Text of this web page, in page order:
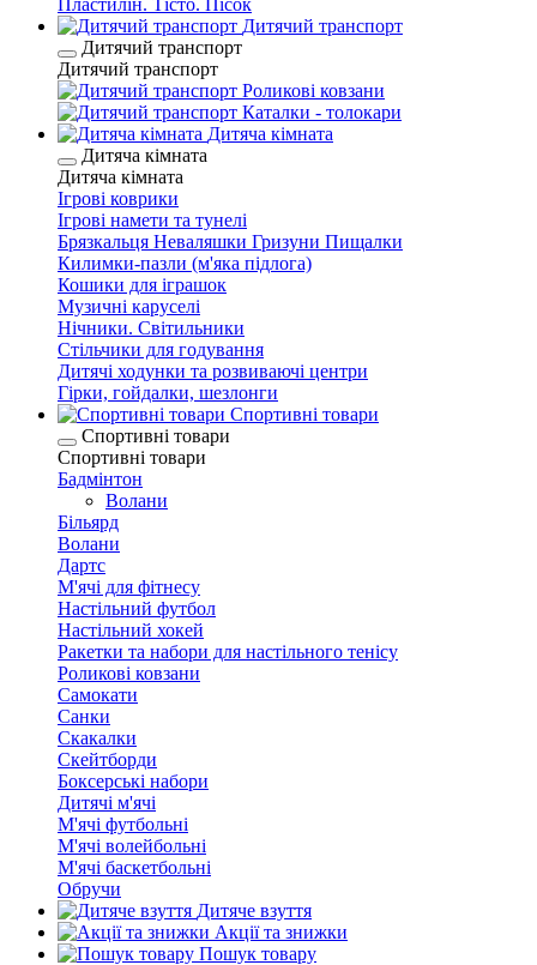
Пластилін. Тісто. Пісок
Дитячий транспорт
Дитячий транспорт
Дитячий транспорт
Роликові ковзани
Каталки - толокари
Дитяча кімната
Дитяча кімната
Дитяча кімната
Ігрові коврики
Ігрові намети та тунелі
Брязкальця Неваляшки Гризуни Пищалки
Килимки-пазли (м'яка підлога)
Кошики для іграшок
Музичні каруселі
Нічники. Світильники
Стільчики для годування
Дитячі ходунки та розвиваючі центри
Гірки, гойдалки, шезлонги
Спортивні товари
Спортивні товари
Спортивні товари
Бадмінтон
Волани
Більярд
Волани
Дартс
М'ячі для фітнесу
Настільний футбол
Настільний хокей
Ракетки та набори для настільного тенісу
Роликові ковзани
Самокати
Санки
Скакалки
Скейтборди
Боксерські набори
Дитячі м'ячі
М'ячі футбольні
М'ячі волейбольні
М'ячі баскетбольні
Обручи
Дитяче взуття
Акції та знижки
Пошук товару